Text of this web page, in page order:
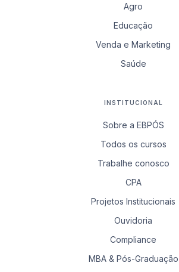
Agro
Educação
Venda e Marketing
Saúde
INSTITUCIONAL
Sobre a EBPÓS
Todos os cursos
Trabalhe conosco
CPA
Projetos Institucionais
Ouvidoria
Compliance
MBA & Pós-Graduação